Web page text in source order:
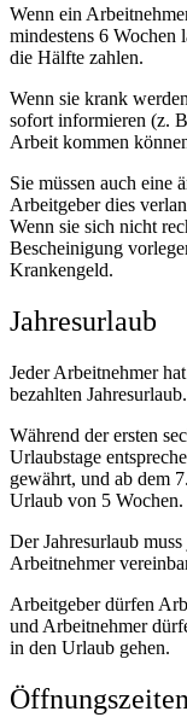
Wenn ein
mindestens 6
die Hälfte zahlen.
Wenn sie krank
sofort informieren (z.
Arbeit kommen
Sie müssen auch eine
Arbeitgeber dies
Wenn sie sich nicht
Bescheinigung
Krankengeld.
Jahresurlaub
Jeder Arbeitnehmer
bezahlten Jahresurlaub.
Während der ersten
Urlaubstage
gewährt, und ab dem
Urlaub von 5 Wochen.
Der Jahresurlaub
Arbeitnehmer
Arbeitgeber dürfen
und Arbeitnehmer
in den Urlaub gehen.
Öffnungszeiten